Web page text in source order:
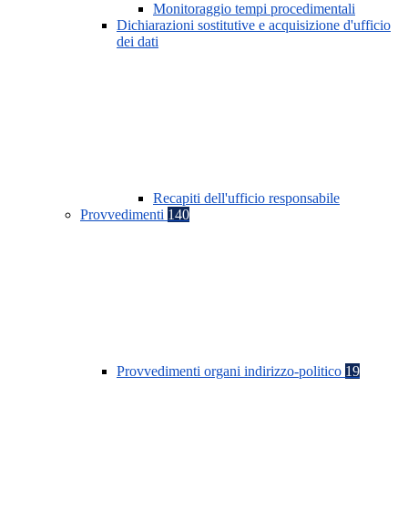
Monitoraggio tempi procedimentali
Dichiarazioni sostitutive e acquisizione d'ufficio
dei dati
Recapiti dell'ufficio responsabile
Provvedimenti 140
Provvedimenti organi indirizzo-politico 19